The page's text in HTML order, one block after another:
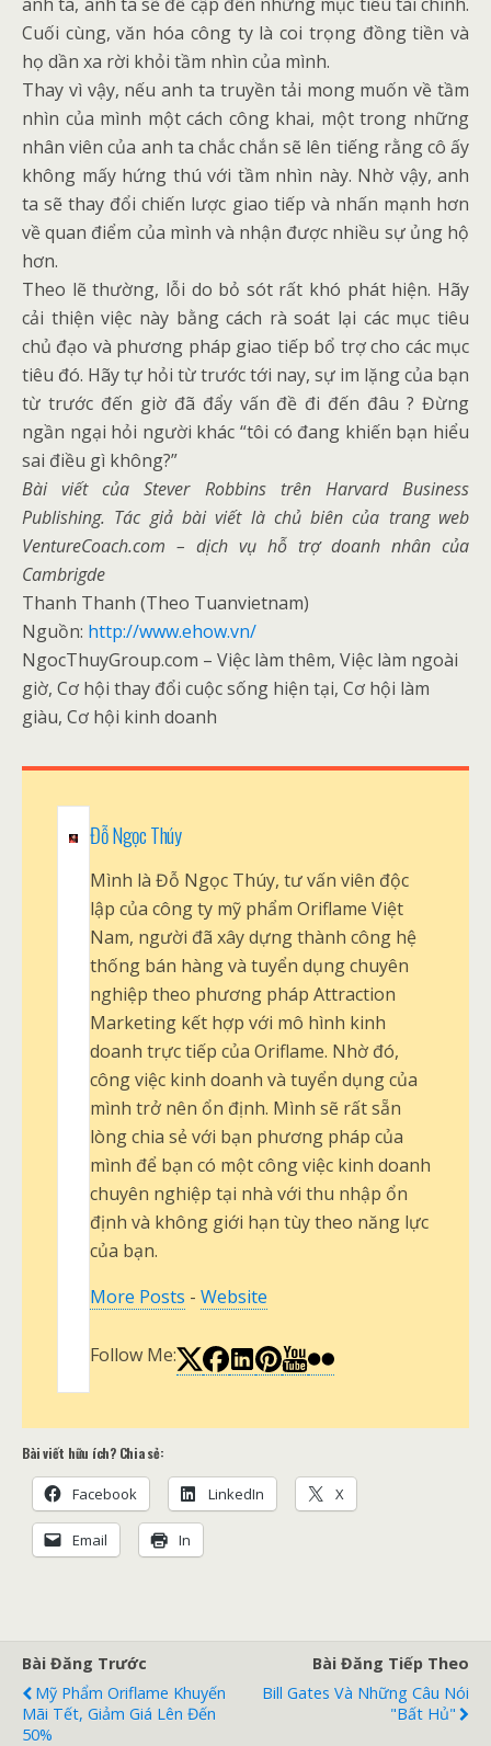
Cuối cùng, văn hóa công ty là coi trọng đồng tiền và
họ dần xa rời khỏi tầm nhìn của mình.
Thay vì vậy, nếu anh ta truyền tải mong muốn về tầm
nhìn của mình một cách công khai, một trong những
nhân viên của anh ta chắc chắn sẽ lên tiếng rằng cô ấy
không mấy hứng thú với tầm nhìn này. Nhờ vậy, anh
ta sẽ thay đổi chiến lược giao tiếp và nhấn mạnh hơn
về quan điểm của mình và nhận được nhiều sự ủng hộ
hơn.
Theo lẽ thường, lỗi do bỏ sót rất khó phát hiện. Hãy
cải thiện việc này bằng cách rà soát lại các mục tiêu
chủ đạo và phương pháp giao tiếp bổ trợ cho các mục
tiêu đó. Hãy tự hỏi từ trước tới nay, sự im lặng của bạn
từ trước đến giờ đã đẩy vấn đề đi đến đâu ? Đừng
ngần ngại hỏi người khác “tôi có đang khiến bạn hiểu
sai điều gì không?”
Bài viết của Stever Robbins trên Harvard Business
Publishing. Tác giả bài viết là chủ biên của trang web
VentureCoach.com – dịch vụ hỗ trợ doanh nhân của
Cambrigde
Thanh Thanh (Theo Tuanvietnam)
Nguồn: http://www.ehow.vn/
NgocThuyGroup.com – Việc làm thêm, Việc làm ngoài
giờ, Cơ hội thay đổi cuộc sống hiện tại, Cơ hội làm
giàu, Cơ hội kinh doanh
Đỗ Ngọc Thúy
Mình là Đỗ Ngọc Thúy, tư vấn viên độc
lập của công ty mỹ phẩm Oriflame Việt
Nam, người đã xây dựng thành công hệ
thống bán hàng và tuyển dụng chuyên
nghiệp theo phương pháp Attraction
Marketing kết hợp với mô hình kinh
doanh trực tiếp của Oriflame. Nhờ đó,
công việc kinh doanh và tuyển dụng của
mình trở nên ổn định. Mình sẽ rất sẵn
lòng chia sẻ với bạn phương pháp của
mình để bạn có một công việc kinh doanh
chuyên nghiệp tại nhà với thu nhập ổn
định và không giới hạn tùy theo năng lực
của bạn.
More Posts -Website
Follow Me:
Bài viết hữu ích? Chia sẻ:
Facebook LinkedIn X
Email In
Bài Đăng Trước
Mỹ Phẩm Oriflame Khuyến
Mãi Tết, Giảm Giá Lên Đến
50%
Bài Đăng Tiếp Theo
Bill Gates Và Những Câu Nói
"bất Hủ"